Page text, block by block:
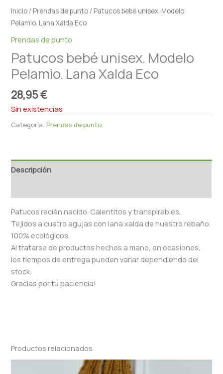
Inicio / Prendas de punto / Patucos bebé unisex. Modelo
Pelamio. Lana Xalda Eco
Prendas de punto
Patucos bebé unisex. Modelo
Pelamio. Lana Xalda Eco
28,95€
Sin existencias
Categoría: Prendas de punto
Descripción
Patucos recién nacido. Calentitos y transpirables.
Tejidos a cuatro agujas con lana xalda de nuestro rebaño.
100% ecológicos.
Al tratarse de productos hechos a mano, en ocasiones,
los tiempos de entrega pueden variar dependiendo del
stock.
Gracias por tu paciencia!
Productos relacionados